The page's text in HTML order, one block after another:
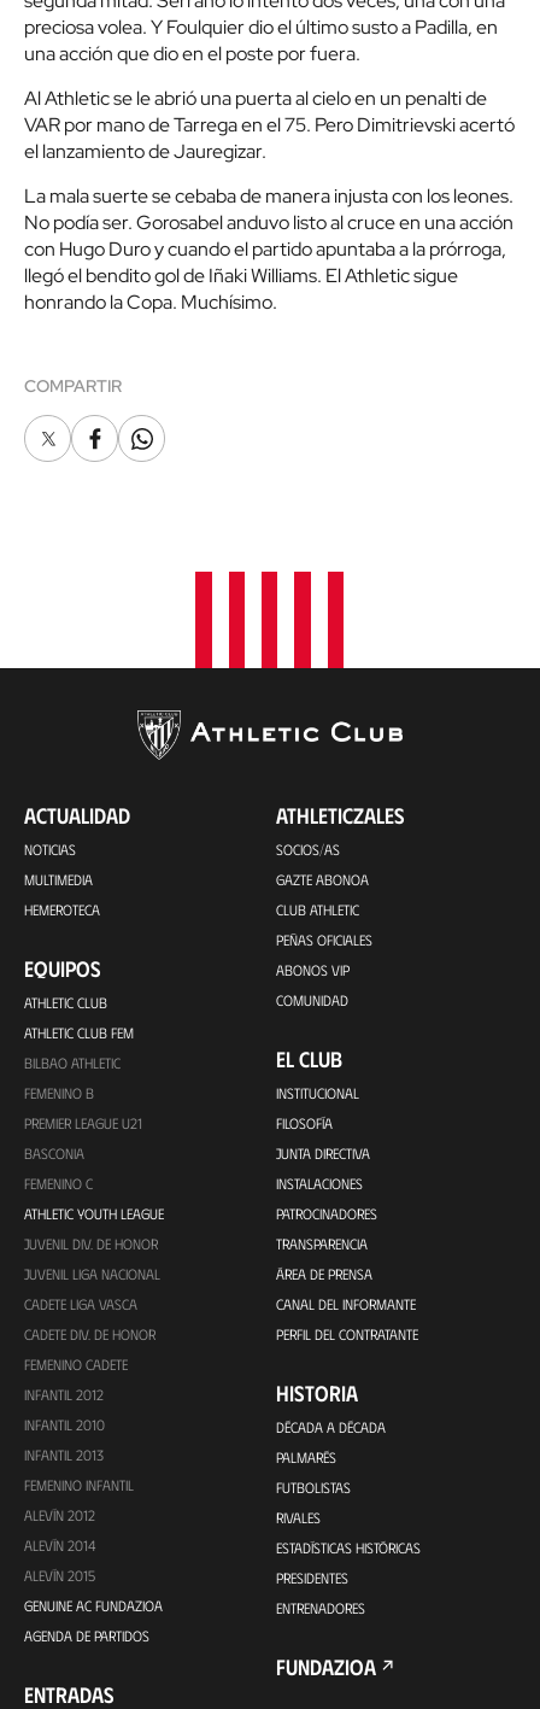
preciosa volea. Y Foulquier dio el último susto a Padilla, en
una acción que dio en el poste por fuera.
Al Athletic se le abrió una puerta al cielo en un penalti de
VAR por mano de Tarrega en el 75. Pero Dimitrievski acertó
el lanzamiento de Jauregizar.
La mala suerte se cebaba de manera injusta con los leones.
No podía ser. Gorosabel anduvo listo al cruce en una acción
con Hugo Duro y cuando el partido apuntaba a la prórroga,
llegó el bendito gol de Iñaki Williams. El Athletic sigue
honrando la Copa. Muchísimo.
COMPARTIR
X FacebookWhatsapp
ACTUALIDAD
NOTICIAS
MULTIMEDIA
HEMEROTECA
EQUIPOS
ATHLETIC CLUB
ATHLETIC CLUB FEM
BILBAO ATHLETIC
FEMENINO B
PREMIER LEAGUE U21
BASCONIA
FEMENINO C
ATHLETIC YOUTH LEAGUE
JUVENIL DIV. DE HONOR
JUVENIL LIGA NACIONAL
CADETE LIGA VASCA
CADETE DIV. DE HONOR
FEMENINO CADETE
INFANTIL 2012
INFANTIL 2010
INFANTIL 2013
FEMENINO INFANTIL
ALEVÍN 2012
ALEVÍN 2014
ALEVÍN 2015
GENUINE AC FUNDAZIOA
AGENDA DE PARTIDOS
ENTRADAS
ATHLETICZALES
SOCIOS/AS
GAZTE ABONOA
CLUB ATHLETIC
PEÑAS OFICIALES
ABONOS VIP
COMUNIDAD
EL CLUB
INSTITUCIONAL
FILOSOFÍA
JUNTA DIRECTIVA
INSTALACIONES
PATROCINADORES
TRANSPARENCIA
ÁREA DE PRENSA
CANAL DEL INFORMANTE
PERFIL DEL CONTRATANTE
HISTORIA
DÉCADA A DÉCADA
PALMARÉS
FUTBOLISTAS
RIVALES
ESTADÍSTICAS HISTÓRICAS
PRESIDENTES
ENTRENADORES
FUNDAZIOA